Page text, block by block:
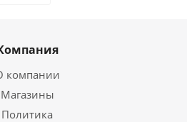
компании
Магазины
Политика